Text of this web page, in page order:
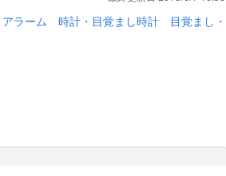
ラーム 時計・目覚まし時計
目覚まし・